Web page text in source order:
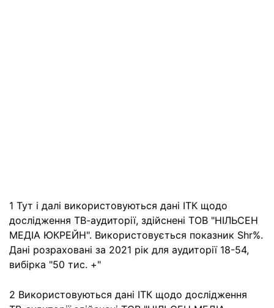
1 Тут і далі використовуються дані ІТК щодо
дослідження ТВ-аудиторії, здійснені ТОВ "НІЛЬСЕН
МЕДІА ЮКРЕЙН". Використовується показник Shr%.
Дані розраховані за 2021 рік для аудиторії 18-54,
вибірка "50 тис. +"
2 Використовуються дані ІТК щодо дослідження